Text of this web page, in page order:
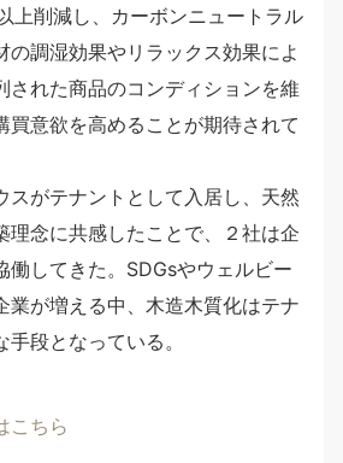
上削減し、カーボンニュートラル
の調湿効果やリラックス効果によ
された商品のコンディションを維
買意欲を高めることが期待されて
スがテナントとして入居し、天然
理念に共感したことで、２社は企
働してきた。SDGsやウェルビー
業が増える中、木造木質化はテナ
段となっている。
こちら